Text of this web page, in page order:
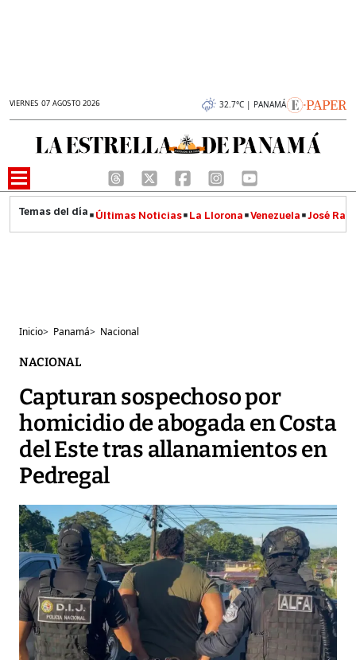
VIERNES 07 AGOSTO 2026 32.7°C | PANAMÁ
Últimas Noticias La Llorona Venezuela José
Inicio> Panamá> Nacional
NACIONAL
Capturan sospechoso por
homicidio de abogada en Costa
del Este tras allanamientos en
Pedregal